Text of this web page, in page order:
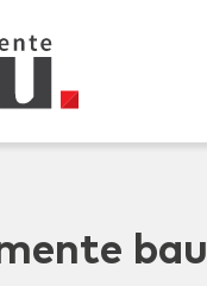
bau